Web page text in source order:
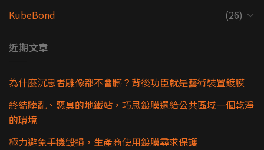
KubeBond
(26)
近期文章
為什麼沉思者雕像都不會髒？背後功臣就是藝術裝置鍍膜
終結髒亂、惡臭的地鐵站，巧思鍍膜還給公共區域一個乾淨
的環境
極力避免手機毀損，生產商使用鍍膜尋求保護